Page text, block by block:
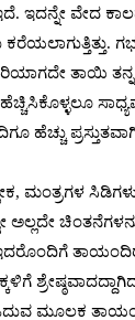
ಇದನ್ನೇ ವೇದ
ಕರೆಯಲಾಗುತ್ತಿತ್ತು.
ತಾಯಿ
ಹೆಚ್ಚಿಸಿಕೊಳ್ಳಲೂ
ಹೆಚ್ಚು
ಮಂತ್ರಗಳ
ಅಲ್ಲದೇ
ಓದುವ ಮೂಲಕ